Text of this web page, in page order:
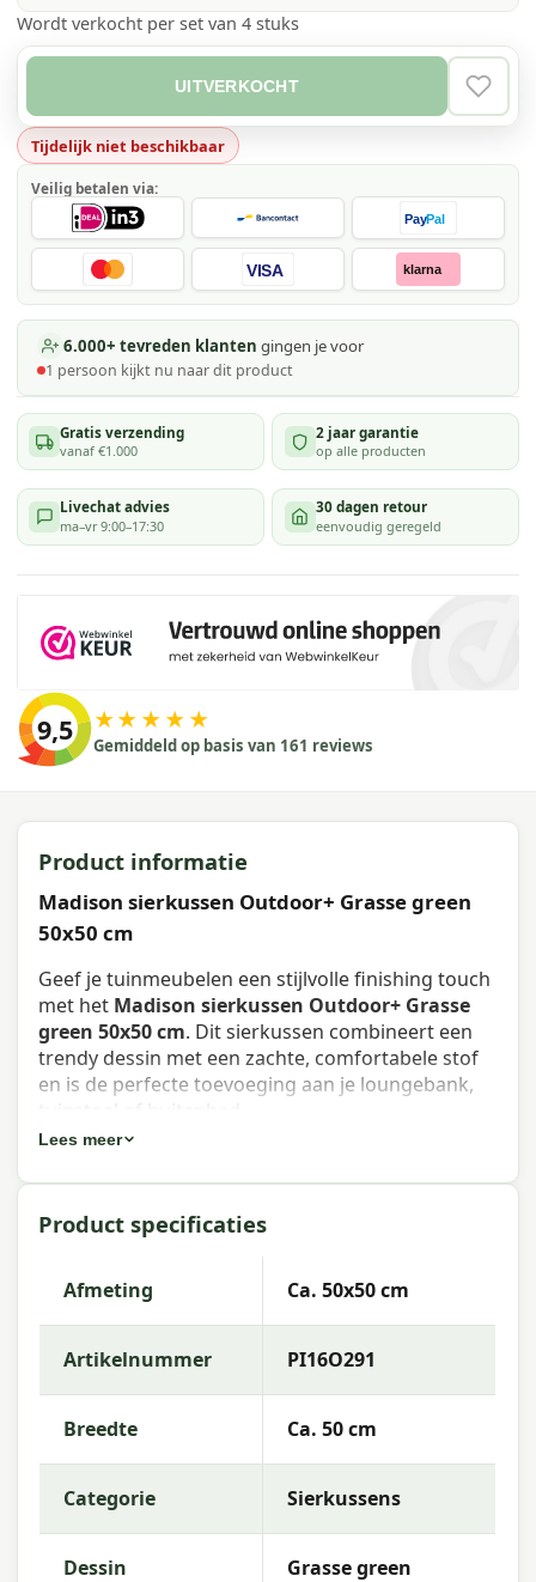
Tijdelijk niet beschikbaar
Wordt verkocht per set van 4 stuks
UITVERKOCHT
Veilig betalen via:
PayPal
VISA klarna
6.000+ tevreden klanten gingen je voor
1 persoon kijkt nu naar dit product
Gratis verzending
vanaf €1.000
2 jaar garantie
op alle producten
Livechat advies
ma–vr 9:00–17:30
30 dagen retour
eenvoudig geregeld
9,5 ★★★★★
Gemiddeld op basis van 161 reviews
Product informatie
Madison sierkussen Outdoor+ Grasse green
50x50 cm
Geef je tuinmeubelen een stijlvolle finishing touch
met het Madison sierkussen Outdoor+ Grasse
green 50x50 cm. Dit sierkussen combineert een
trendy dessin met een zachte, comfortabele stof
en is de perfecte toevoeging aan je loungebank,
tuinstoel of buitenbed.
Artikelnummer:
EAN:8713229011475
Afmeting:Ca. 50x50 cm
Stof:50% Cotton 45% Polyester 5% Other fibers
Vulling:Polyester Fiberfill
Rits:Ja (hoes afneembaar)
Lees meer
Product specificaties
Afmeting Ca. 50x50 cm
Artikelnummer PI16O291
Breedte Ca. 50 cm
Categorie Sierkussens
Dessin Grasse green